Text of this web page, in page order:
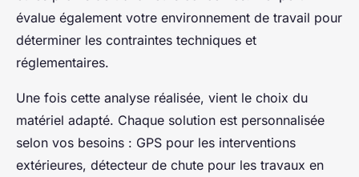
évalue également votre environnement de travail pour
déterminer les contraintes techniques et
réglementaires.
Une fois cette analyse réalisée, vient le choix du
matériel adapté. Chaque solution est personnalisée
selon vos besoins : GPS pour les interventions
extérieures, détecteur de chute pour les travaux en